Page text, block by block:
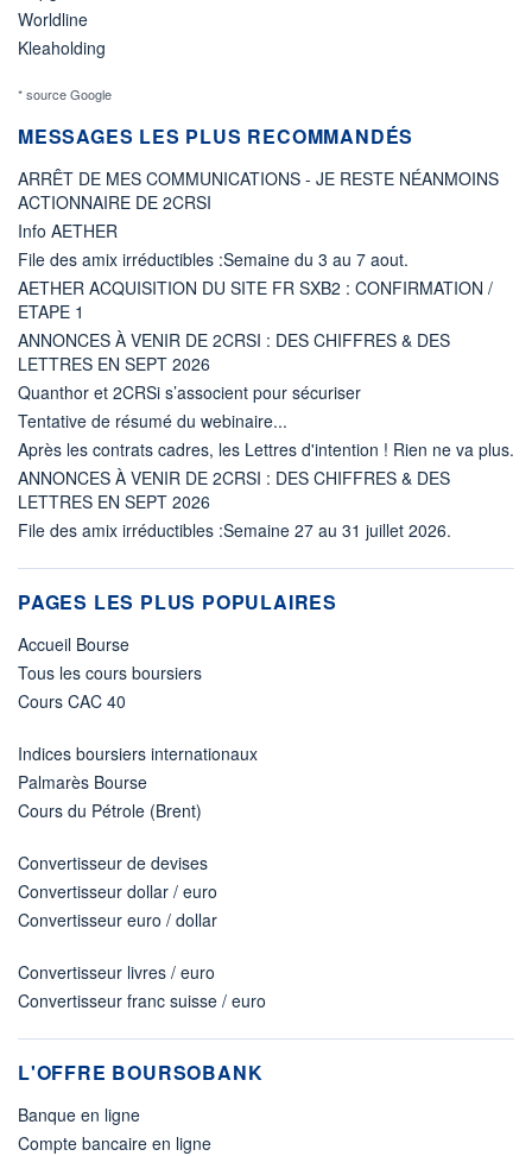
Worldline
Kleaholding
* source Google
MESSAGES LES PLUS RECOMMANDÉS
ARRÊT DE MES COMMUNICATIONS - JE RESTE NÉANMOINS
ACTIONNAIRE DE 2CRSI
Info AETHER
File des amix irréductibles :Semaine du 3 au 7 aout.
AETHER ACQUISITION DU SITE FR SXB2 : CONFIRMATION /
ETAPE 1
ANNONCES À VENIR DE 2CRSI : DES CHIFFRES & DES
LETTRES EN SEPT 2026
Quanthor et 2CRSi s’associent pour sécuriser
Tentative de résumé du webinaire...
Après les contrats cadres, les Lettres d'intention ! Rien ne va plus.
ANNONCES À VENIR DE 2CRSI : DES CHIFFRES & DES
LETTRES EN SEPT 2026
File des amix irréductibles :Semaine 27 au 31 juillet 2026.
PAGES LES PLUS POPULAIRES
Accueil Bourse
Tous les cours boursiers
Cours CAC 40
Indices boursiers internationaux
Palmarès Bourse
Cours du Pétrole (Brent)
Convertisseur de devises
Convertisseur dollar / euro
Convertisseur euro / dollar
Convertisseur livres / euro
Convertisseur franc suisse / euro
L'OFFRE BOURSOBANK
Banque en ligne
Compte bancaire en ligne